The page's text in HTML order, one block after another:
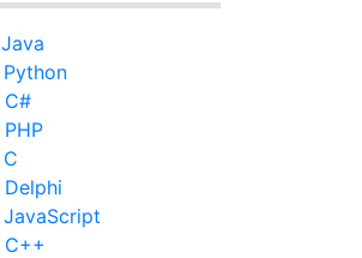
Java
Python
C#
PHP
C
Delphi
JavaScript
C++